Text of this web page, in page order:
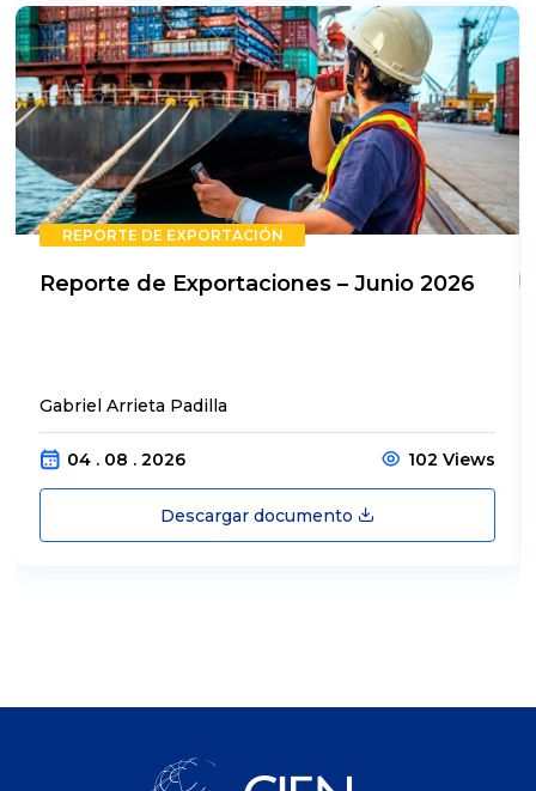
REPORTE DE EXPORTACIÓN
Reporte de Exportaciones – Junio 2026
Gabriel Arrieta Padilla
04 . 08 . 2026 102 Views
Descargar documento